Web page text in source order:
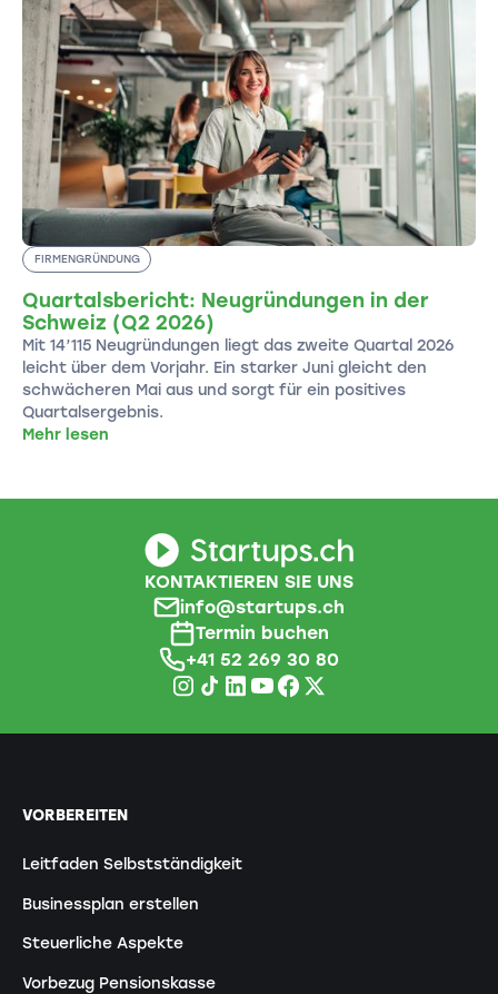
FIRMENGRÜNDUNG
Quartalsbericht: Neugründungen in der
Schweiz (Q2 2026)
Mit 14’115 Neugründungen liegt das zweite Quartal 2026
leicht über dem Vorjahr. Ein starker Juni gleicht den
schwächeren Mai aus und sorgt für ein positives
Quartalsergebnis.
Mehr lesen
KONTAKTIEREN SIE UNS
info@startups.ch
Termin buchen
+41 52 269 30 80
VORBEREITEN
Leitfaden Selbstständigkeit
Businessplan erstellen
Steuerliche Aspekte
Vorbezug Pensionskasse